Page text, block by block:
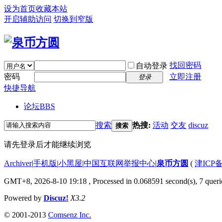
设为首页收藏本站
开启辅助访问 切换到窄版
自动登录 找回密码
密码
登录
立即注册
快捷导航
论坛BBS
搜索 搜索 热搜: 活动 交友 discuz
请先登录后才能继续浏览
Archiver|手机版|小黑屋|中国互联网举报中心|泉币方圆 ( 津ICP
GMT+8, 2026-8-10 19:18 , Processed in 0.068591 second(s), 7
Powered by Discuz! X3.2
© 2001-2013 Comsenz Inc.